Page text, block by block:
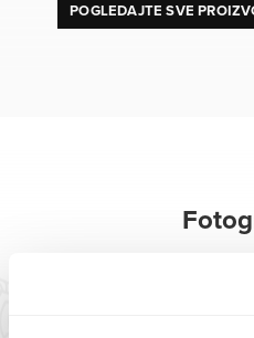
POGLEDAJTE SVE